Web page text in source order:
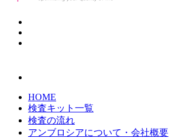
HOME
検査キット一覧
検査の流れ
アンブロシアについて・会社概要